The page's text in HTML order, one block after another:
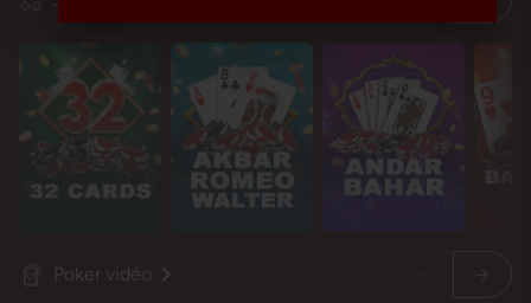
Poker vidéo